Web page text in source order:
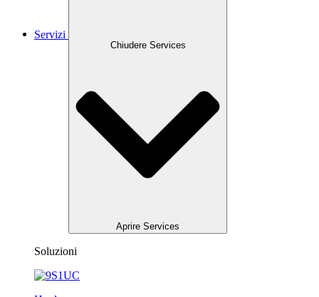
Servizi
Chiudere Services
Aprire Services
Soluzioni